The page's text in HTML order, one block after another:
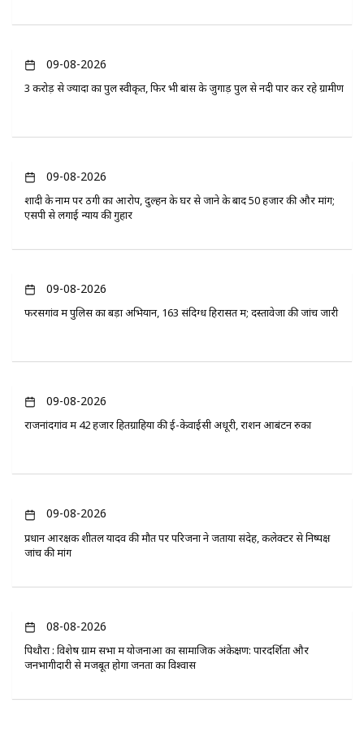
09-08-2026
3 करोड़ से ज्यादा का पुल स्वीकृत, फिर भी बांस के जुगाड़ पुल से नदी पार कर रहे ग्रामीण
09-08-2026
शादी के नाम पर ठगी का आरोप, दुल्हन के घर से जाने के बाद 50 हजार की और मांग;
एसपी से लगाई न्याय की गुहार
09-08-2026
फरसगांव में पुलिस का बड़ा अभियान, 163 संदिग्ध हिरासत में; दस्तावेजों की जांच जारी
09-08-2026
राजनांदगांव में 42 हजार हितग्राहियों की ई-केवाईसी अधूरी, राशन आबंटन रुका
09-08-2026
प्रधान आरक्षक शीतल यादव की मौत पर परिजनों ने जताया संदेह, कलेक्टर से निष्पक्ष
जांच की मांग
08-08-2026
पिथौरा : विशेष ग्राम सभा में योजनाओं का सामाजिक अंकेक्षण: पारदर्शिता और
जनभागीदारी से मजबूत होगा जनता का विश्वास